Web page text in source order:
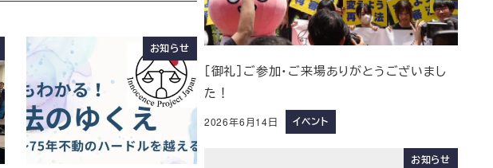
お知らせ
［御礼］ご参加・ご来場ありがとうございまし
た！
2026年6月14日 イベント
お知らせ